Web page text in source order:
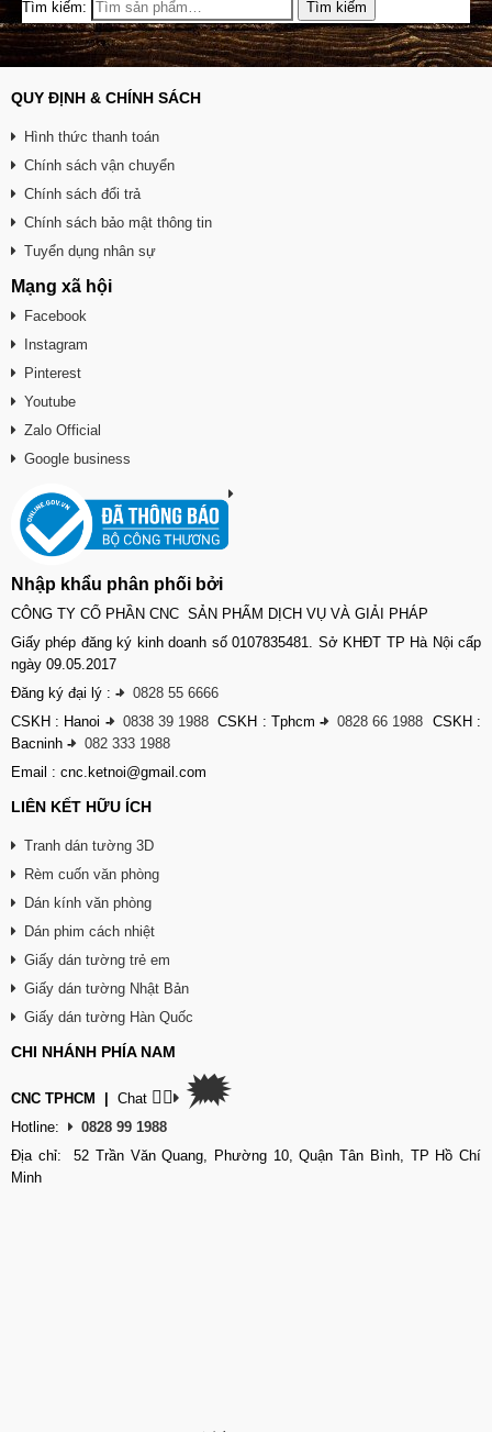
Tìm kiếm:
QUY ĐỊNH & CHÍNH SÁCH
Hình thức thanh toán
Chính sách vận chuyển
Chính sách đổi trả
Chính sách bảo mật thông tin
Tuyển dụng nhân sự
Mạng xã hội
Facebook
Instagram
Pinterest
Youtube
Zalo Official
Google business
Nhập khẩu phân phối bởi
CÔNG TY CỔ PHẦN CNC SẢN PHẨM DỊCH VỤ VÀ GIẢI PHÁP
Giấy phép đăng ký kinh doanh số 0107835481. Sở KHĐT TP Hà Nội cấp
ngày 09.05.2017
Đăng ký đại lý : -
0828 55 6666
CSKH : Hanoi - 0838 39 1988 CSKH : Tphcm- 0828 66 1988 CSKH :
Bacninh -
082 333 1988
Email : cnc.ketnoi@gmail.com
LIÊN KẾT HỮU ÍCH
Tranh dán tường 3D
Rèm cuốn văn phòng
Dán kính văn phòng
Dán phim cách nhiệt
Giấy dán tường trẻ em
Giấy dán tường Nhật Bản
Giấy dán tường Hàn Quốc
CHI NHÁNH PHÍA NAM
CNC TPHCM Chat 👉🏽 🗯
Hotline:
0828 99 1988
Địa chỉ: 52 Trần Văn Quang, Phường 10, Quận Tân Bình, TP Hồ Chí
Minh